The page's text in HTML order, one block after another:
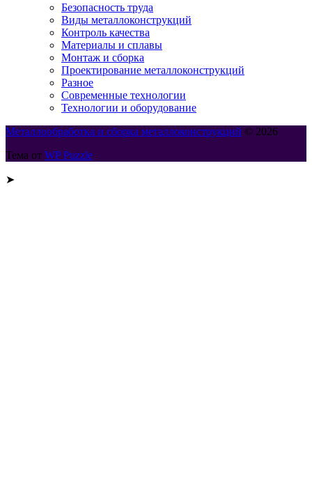
Безопасность труда
Виды металлоконструкций
Контроль качества
Материалы и сплавы
Монтаж и сборка
Проектирование металлоконструкций
Разное
Современные технологии
Технологии и оборудование
Металлообработка и сборка металлоконструкций © 2026
Тема от WP Puzzle
➤